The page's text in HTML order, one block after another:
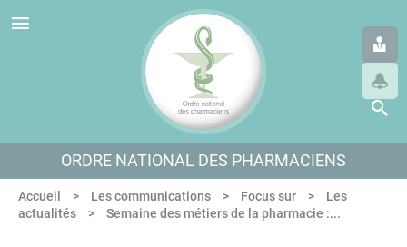
Aller au menu
Aller au contenu
Aller en bas de page
ORDRE NATIONAL DES PHARMACIENS
Accueil Les communications Focus sur
Les
actualités
Semaine des métiers de la pharmacie :...
Panneau de gestion des cookies